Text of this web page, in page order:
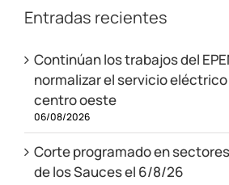
Entradas recientes
Continúan los trabajos del
normalizar el servicio eléctrico
centro oeste
06/08/2026
Corte programado en
de los Sauces el 6/8/26